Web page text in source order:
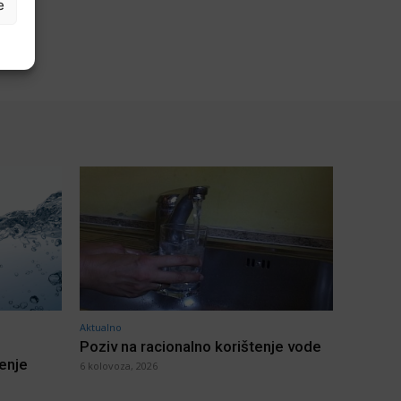
Aktualno
Poziv na racionalno korištenje vode
6 kolovoza, 2026